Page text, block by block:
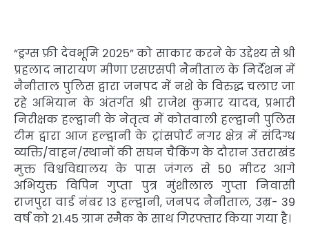
“ड्रग्स फ्री देवभूमि 2025” को साकार करने के उद्देश्य से श्री
प्रहलाद नारायण मीणा एसएसपी नैनीताल के निर्देशन में
नैनीताल पुलिस द्वारा जनपद में नशे के विरुद्ध चलाए जा
रहे अभियान के अंतर्गत श्री राजेश कुमार यादव, प्रभारी
निरीक्षक हल्द्वानी के नेतृत्व में कोतवाली हल्द्वानी पुलिस
टीम द्वारा आज हल्द्वानी के ट्रांसपोर्ट नगर क्षेत्र में संदिग्ध
व्यक्ति/वाहन/स्थानों की सघन चैकिंग के दौरान उत्तराखंड
मुक्त विश्वविद्यालय के पास जंगल से 50 मीटर आगे
अभियुक्त विपिन गुप्ता पुत्र मुंशीलाल गुप्ता निवासी
राजपुरा वार्ड नंबर 13 हल्द्वानी, जनपद नैनीताल, उम्र- 39
वर्ष को 21.45 ग्राम स्मैक के साथ गिरफ्तार किया गया है।